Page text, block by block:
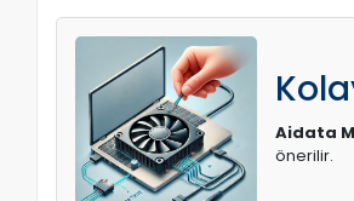
Aidata
önerilir.